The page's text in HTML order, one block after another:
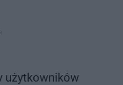
użytkowników